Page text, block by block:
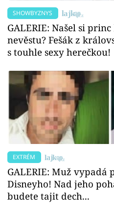
SHOWBYZNYS
GALERIE: Našel si
nevěstu? Fešák z
s touhle sexy herečkou!
EXTRÉM
GALERIE: Muž vypadá
Disneyho! Nad jeho
budete tajit dech...